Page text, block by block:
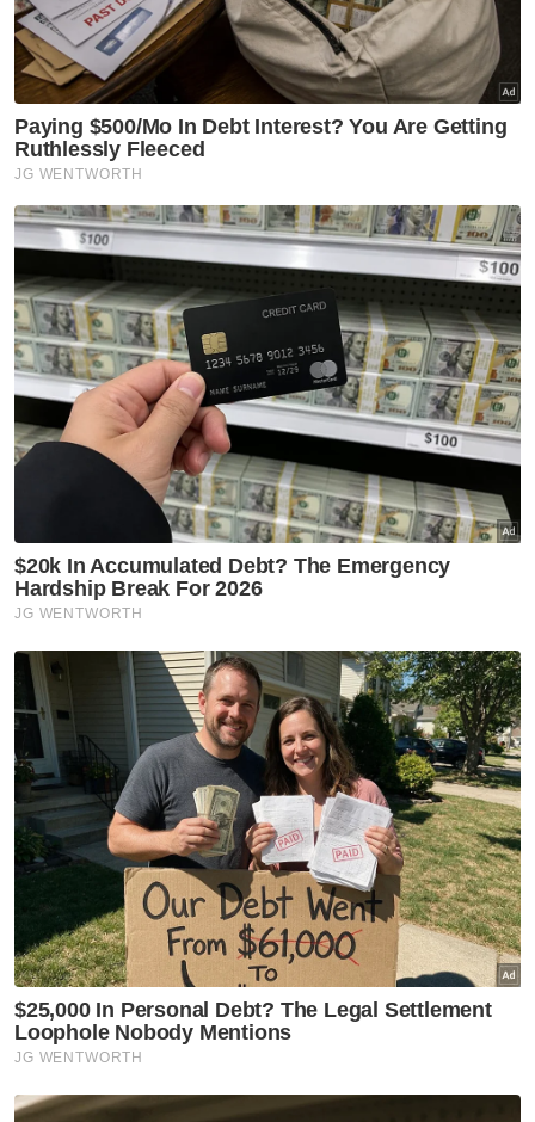
Artikel Berkaitan:
Aidilfitri: JIM pantau 5 lokasi tumpuan warga asing di
Kuala Lumpur
Siasat persatuan promosi penyatuan China-Taiwan
didakwa sebar ideologi komunis - Rais
Sunting video CNN temubual Anwar, kerajaan serah
Muat turun aplikasi Sinar Harian.Klik di sini!
PDRM
Siasatan
Video Promosi
Fahaman Komunis
Artikel Disyorkan
Semasa
Dua penculik maut berbalas
tembakan, dua mangsa
diselamatkan - Polis
Semasa
Pengacara, ahli perniagaan
ditahan bantu siasatan audio
siar sentuh sensitiviti agama